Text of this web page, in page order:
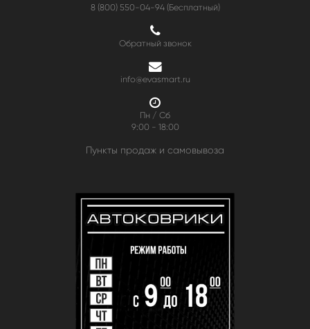
8 (800) 550-04-94(Бесплатный)
Обратный звонок
info@evasmart.ru
Пн / Сб
9:00 - 18:00
Пункты продаж и самовывоза